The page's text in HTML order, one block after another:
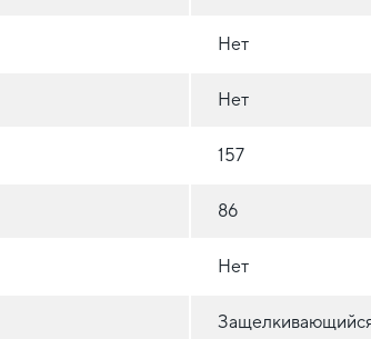
Нет
Нет
157
86
Нет
Защелкивающийся